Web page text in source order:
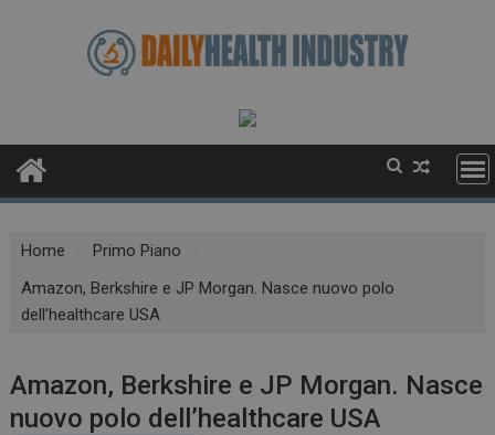
Home
Primo Piano
Amazon, Berkshire e JP Morgan. Nasce nuovo polo
dell’healthcare USA
Amazon, Berkshire e JP Morgan. Nasce
nuovo polo dell’healthcare USA